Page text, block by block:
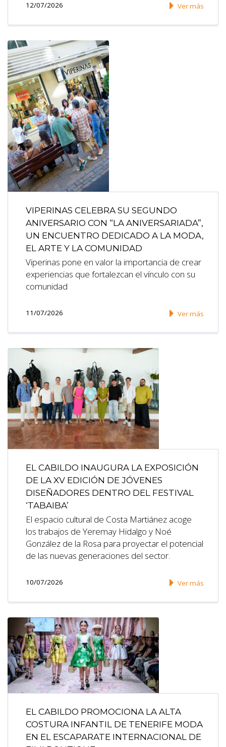
12/07/2026 Ver más
VIPERINAS CELEBRA SU SEGUNDO
ANIVERSARIO CON “LA ANIVERSARIADA”,
UN ENCUENTRO DEDICADO A LA MODA,
EL ARTE Y LA COMUNIDAD
Viperinas pone en valor la importancia de crear
experiencias que fortalezcan el vínculo con su
comunidad
11/07/2026 Ver más
EL CABILDO INAUGURA LA EXPOSICIÓN
DE LA XV EDICIÓN DE JÓVENES
DISEÑADORES DENTRO DEL FESTIVAL
‘TABAIBA’
El espacio cultural de Costa Martiánez acoge
los trabajos de Yeremay Hidalgo y Noé
González de la Rosa para proyectar el potencial
de las nuevas generaciones del sector.
10/07/2026 Ver más
EL CABILDO PROMOCIONA LA ALTA
COSTURA INFANTIL DE TENERIFE MODA
EN EL ESCAPARATE INTERNACIONAL DE